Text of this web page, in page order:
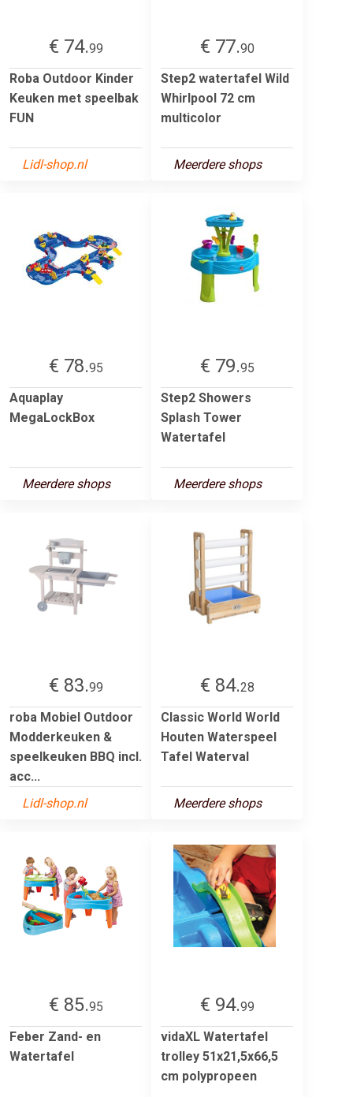
€ 74.99
Roba Outdoor Kinder
Keuken met speelbak
FUN
Lidl-shop.nl
€ 77.90
Step2 watertafel Wild
Whirlpool 72 cm
multicolor
Meerdere shops
€ 78.95
Aquaplay
MegaLockBox
Meerdere shops
€ 79.95
Step2 Showers
Splash Tower
Watertafel
Meerdere shops
€ 83.99
roba Mobiel Outdoor
Modderkeuken &
speelkeuken BBQ incl.
acc...
Lidl-shop.nl
€ 84.28
Classic World World
Houten Waterspeel
Tafel Waterval
Meerdere shops
€ 85.95
Feber Zand- en
Watertafel
€ 94.99
vidaXL Watertafel
trolley 51x21,5x66,5
cm polypropeen